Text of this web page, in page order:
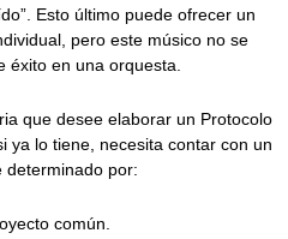
Esto último puede ofrecer un
pero este músico no se
éxito en una orquesta.
que desee elaborar un Protocolo
ya lo tiene, necesita contar con un
por:
común.